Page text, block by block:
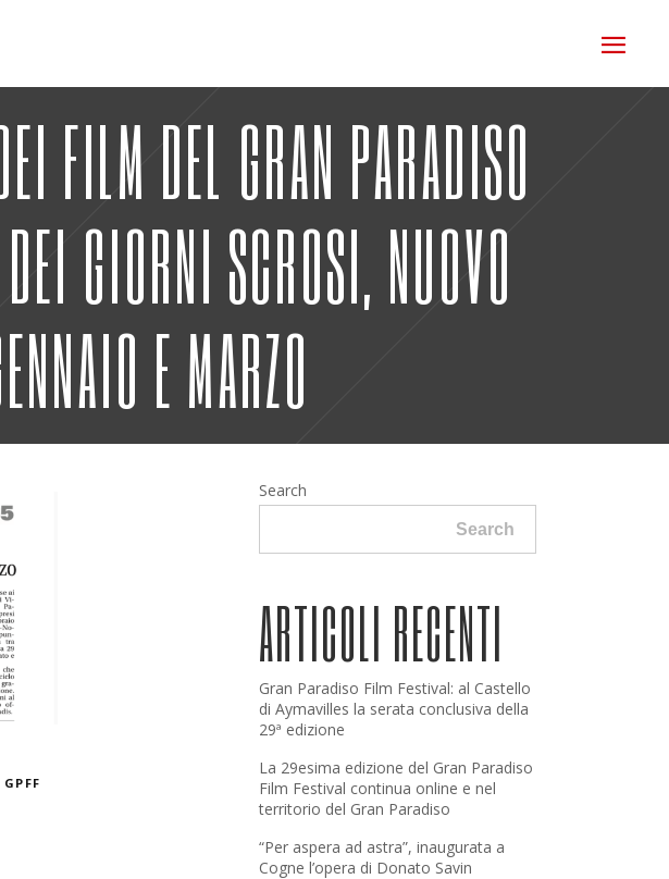
FILM DEL GRAN PARADISO
GIORNI SCROSI, NUOVO
E MARZO
GPFF
Search
Search
ARTICOLI RECENTI
Gran Paradiso Film Festival: al Castello
di Aymavilles la serata conclusiva della
29ª edizione
La 29esima edizione del Gran Paradiso
Film Festival continua online e nel
territorio del Gran Paradiso
“Per aspera ad astra”, inaugurata a
Cogne l’opera di Donato Savin